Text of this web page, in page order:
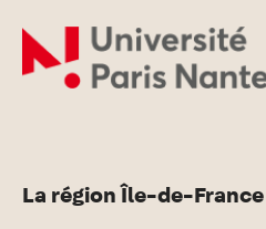
La région Île-de-France